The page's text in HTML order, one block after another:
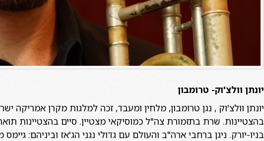
יונתן וולצ'וק- טרומבון
יונתן וולצ'וק , נגן טרומבון, מלחין ומעבד, זכה למלגות מקרן אמריקה
בניו-יורק. ניגן ברחבי ארה"ב והעולם עם גדולי נגני הג'אז וביניהם: